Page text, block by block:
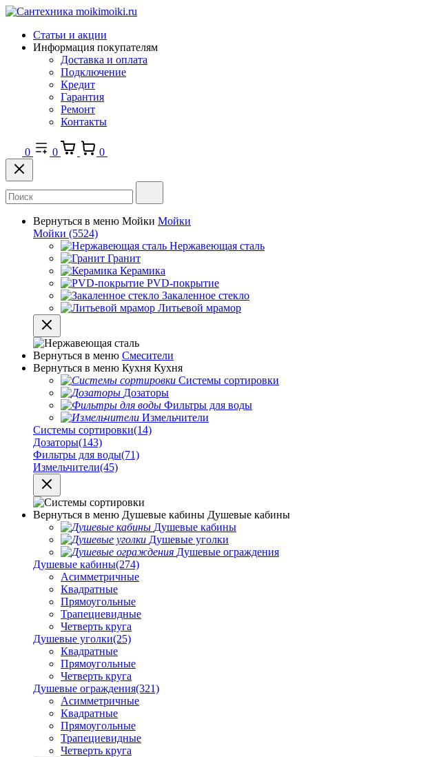
Статьи и акции
Информация покупателям
Доставка и оплата
Подключение
Кредит
Гарантия
Ремонт
Контакты
0 0 0
Вернуться в меню Мойки Мойки
Мойки (5524)
Нержавеющая сталь
Гранит
Керамика
PVD-покрытие
Закаленное стекло
Литьевой мрамор
Вернуться в меню Смесители
Вернуться в меню Кухня Кухня
Системы сортировки
Дозаторы
Фильтры для воды
Измельчители
Системы сортировки(14)
Дозаторы(143)
Фильтры для воды(71)
Измельчители(45)
Вернуться в меню Душевые кабины Душевые кабины
Душевые кабины
Душевые уголки
Душевые ограждения
Душевые кабины(274)
Асимметричные
Квадратные
Прямоугольные
Трапециевидные
Четверть круга
Душевые уголки(25)
Квадратные
Прямоугольные
Четверть круга
Душевые ограждения(321)
Асимметричные
Квадратные
Прямоугольные
Трапециевидные
Четверть круга